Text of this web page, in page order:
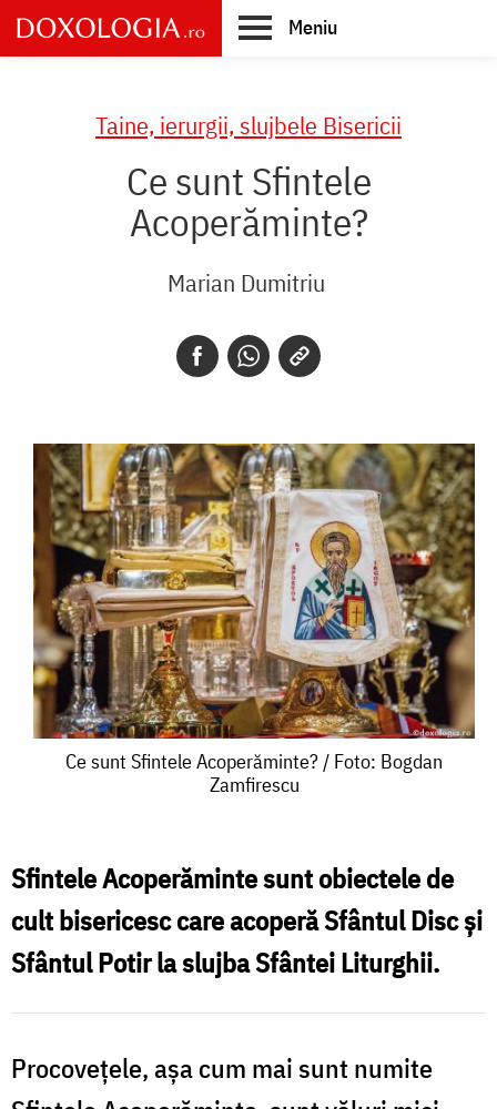
Skip
to
main
Meniu
Taine, ierurgii, slujbele Bisericii
Ce sunt Sfintele
Acoperăminte?
Marian Dumitriu
Acoperăminte?
/
Foto:
Ce sunt Sfintele Acoperăminte? / Foto: Bogdan
Zamfirescu
Sfintele Acoperăminte sunt obiectele de
cult bisericesc care acoperă Sfântul Disc şi
Sfântul Potir la slujba Sfântei Liturghii.
Procoveţele, așa cum mai sunt numite